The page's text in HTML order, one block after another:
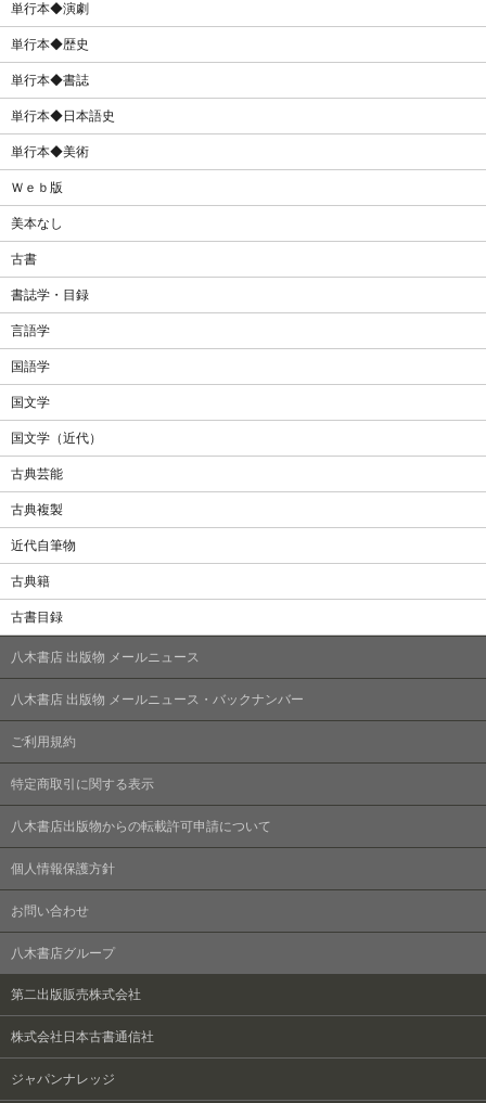
単行本◆演劇
単行本◆歴史
単行本◆書誌
単行本◆日本語史
単行本◆美術
Ｗｅｂ版
美本なし
古書
書誌学・目録
言語学
国語学
国文学
国文学（近代）
古典芸能
古典複製
近代自筆物
古典籍
古書目録
八木書店 出版物 メールニュース
八木書店 出版物 メールニュース・バックナンバー
ご利用規約
特定商取引に関する表示
八木書店出版物からの転載許可申請について
個人情報保護方針
お問い合わせ
八木書店グループ
第二出版販売株式会社
株式会社日本古書通信社
ジャパンナレッジ